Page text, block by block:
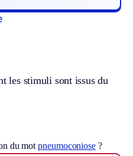
les stimuli sont issus du
du motpneumoconiose ?